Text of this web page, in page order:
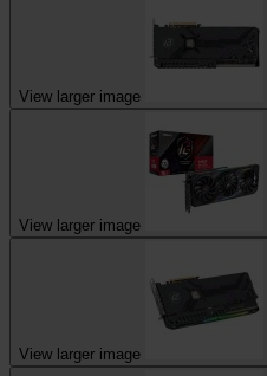
View larger image
View larger image
View larger image